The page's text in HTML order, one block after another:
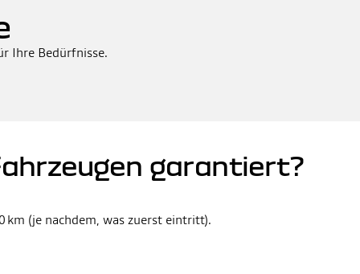
Ihre Bedürfnisse.
garantiert?
km (je nachdem, was zuerst eintritt).